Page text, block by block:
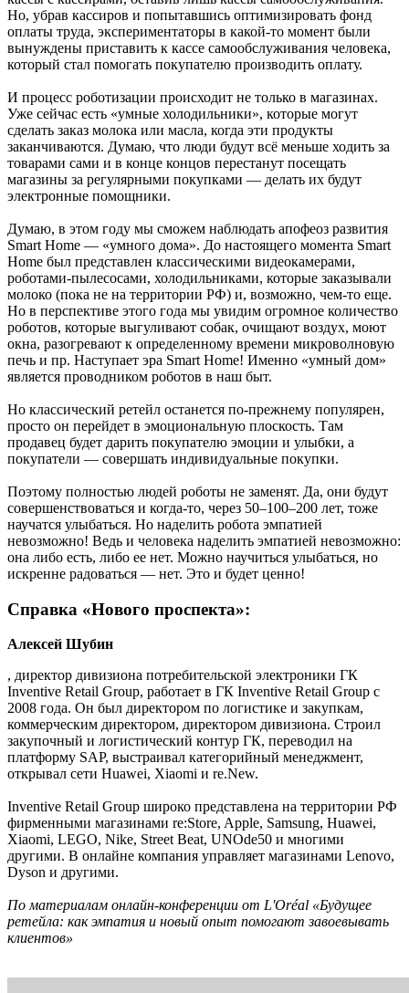
Но, убрав кассиров и попытавшись оптимизировать фонд
оплаты труда, экспериментаторы в какой-то момент были
вынуждены приставить к кассе самообслуживания человека,
который стал помогать покупателю производить оплату.
И процесс роботизации происходит не только в магазинах.
Уже сейчас есть «умные холодильники», которые могут
сделать заказ молока или масла, когда эти продукты
заканчиваются. Думаю, что люди будут всё меньше ходить за
товарами сами и в конце концов перестанут посещать
магазины за регулярными покупками — делать их будут
электронные помощники.
Думаю, в этом году мы сможем наблюдать апофеоз развития
Smart Home — «умного дома». До настоящего момента Smart
Home был представлен классическими видеокамерами,
роботами-пылесосами, холодильниками, которые заказывали
молоко (пока не на территории РФ) и, возможно, чем-то еще.
Но в перспективе этого года мы увидим огромное количество
роботов, которые выгуливают собак, очищают воздух, моют
окна, разогревают к определенному времени микроволновую
печь и пр. Наступает эра Smart Home! Именно «умный дом»
является проводником роботов в наш быт.
Но классический ретейл останется по-прежнему популярен,
просто он перейдет в эмоциональную плоскость. Там
продавец будет дарить покупателю эмоции и улыбки, а
покупатели — совершать индивидуальные покупки.
Поэтому полностью людей роботы не заменят. Да, они будут
совершенствоваться и когда-то, через 50–100–200 лет, тоже
научатся улыбаться. Но наделить робота эмпатией
невозможно! Ведь и человека наделить эмпатией невозможно:
она либо есть, либо ее нет. Можно научиться улыбаться, но
искренне радоваться — нет. Это и будет ценно!
Справка «Нового проспекта»:
Алексей Шубин
, директор дивизиона потребительской электроники ГК
Inventive Retail Group, работает в ГК Inventive Retail Group с
2008 года. Он был директором по логистике и закупкам,
коммерческим директором, директором дивизиона. Строил
закупочный и логистический контур ГК, переводил на
платформу SAP, выстраивал категорийный менеджмент,
открывал сети Huawei, Xiaomi и re.New.
Inventive Retail Group широко представлена на территории РФ
фирменными магазинами re:Store, Apple, Samsung, Huawei,
Xiaomi, LEGO, Nike, Street Beat, UNOde50 и многими
другими. В онлайне компания управляет магазинами Lenovo,
Dyson и другими.
По материалам онлайн-конференции от L'Oréal «Будущее
ретейла: как эмпатия и новый опыт помогают завоевывать
клиентов»